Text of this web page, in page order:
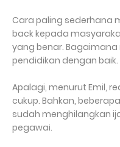
Cara paling sederhana
back kepada
yang benar.
pendidikan dengan baik.
Apalagi, menurut Emil,
cukup. Bahkan,
sudah menghilangkan
pegawai.